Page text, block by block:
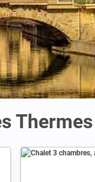
Thermes